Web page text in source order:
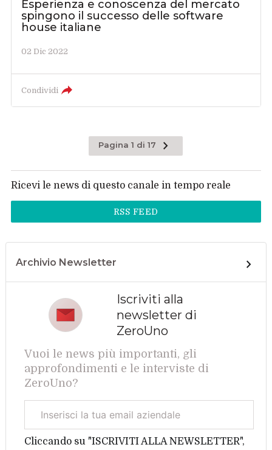
Esperienza e conoscenza del mercato
spingono il successo delle software
house italiane
02 Dic 2022
Condividi
Pagina 1 di 17
Ricevi le news di questo canale in tempo reale
RSS FEED
Archivio Newsletter
Iscriviti alla
newsletter di
ZeroUno
Vuoi le news più importanti, gli
approfondimenti e le interviste di
ZeroUno?
aziendale
Cliccando su "ISCRIVITI ALLA NEWSLETTER",